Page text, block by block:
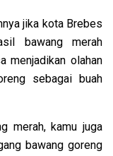
jika kota Brebes
bawang merah
menjadikan olahan
sebagai buah
merah, kamu juga
bawang goreng